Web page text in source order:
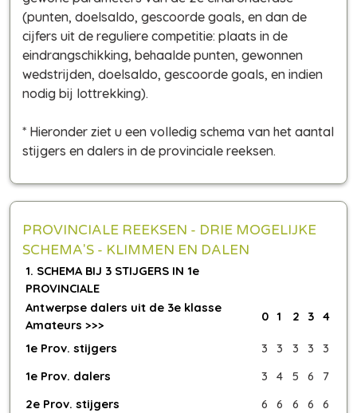
(punten, doelsaldo, gescoorde goals, en dan de
cijfers uit de reguliere competitie: plaats in de
eindrangschikking, behaalde punten, gewonnen
wedstrijden, doelsaldo, gescoorde goals, en indien
nodig bij lottrekking).
* Hieronder ziet u een volledig schema van het aantal
stijgers en dalers in de provinciale reeksen.
PROVINCIALE REEKSEN - DRIE MOGELIJKE
SCHEMA'S - KLIMMEN EN DALEN
1. SCHEMA BIJ 3 STIJGERS IN 1e
PROVINCIALE
Antwerpse dalers uit de 3e klasse
Amateurs >>>
0 1 2 3 4
1e Prov. stijgers 3 3 3 3
3
1e Prov. dalers
3 4 5 6
7
2e Prov. stijgers
6 6 6 6
6